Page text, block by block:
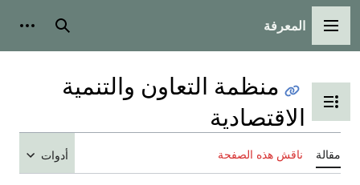
القائمة الرئيسية
المعرفة بحث
تبديل عرض جدول المحتويات
منظمة التعاون والتنمية
الاقتصادية
مقالة ناقش هذه الصفحة أدوات